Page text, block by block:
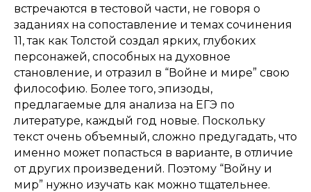
встречаются в тестовой части, не говоря о
заданиях на сопоставление и темах сочинения
11, так как Толстой создал ярких, глубоких
персонажей, способных на духовное
становление, и отразил в “Войне и мире” свою
философию. Более того, эпизоды,
предлагаемые для анализа на ЕГЭ по
литературе, каждый год новые. Поскольку
текст очень объемный, сложно предугадать, что
именно может попасться в варианте, в отличие
от других произведений. Поэтому “Войну и
мир” нужно изучать как можно тщательнее.